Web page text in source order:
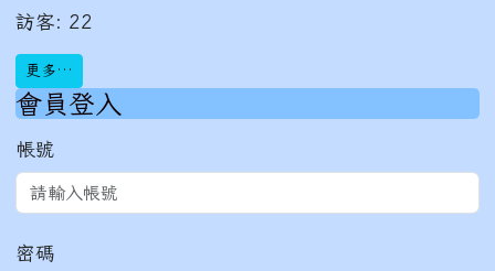
訪客: 22
更多…
會員登入
帳號
密碼